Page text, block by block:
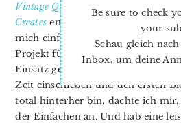
Vintage Quilt Blocks
von Charise
Creates entdeckt. Sind die nicht
mich einfach Ihrem
Quilt Along
Projekt für all die schönen 1930er
Einsatz gekommen sind. Gestern
Zeit einschieben und den ersten
total hinterher bin, dachte ich
der Einfachen an. Und hab eine
Be sure to check
your
Schau gleich
Inbox, um deine